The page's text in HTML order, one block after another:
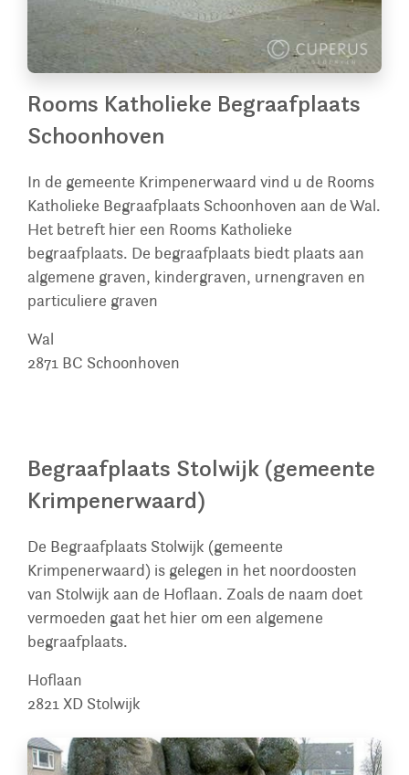
Rooms Katholieke Begraafplaats
Schoonhoven
In de gemeente Krimpenerwaard vind u de Rooms
Katholieke Begraafplaats Schoonhoven aan de Wal.
Het betreft hier een Rooms Katholieke
begraafplaats. De begraafplaats biedt plaats aan
algemene graven, kindergraven, urnengraven en
particuliere graven
Wal
2871 BC Schoonhoven
Begraafplaats Stolwijk (gemeente
Krimpenerwaard)
De Begraafplaats Stolwijk (gemeente
Krimpenerwaard) is gelegen in het noordoosten
van Stolwijk aan de Hoflaan. Zoals de naam doet
vermoeden gaat het hier om een algemene
begraafplaats.
Hoflaan
2821 XD Stolwijk